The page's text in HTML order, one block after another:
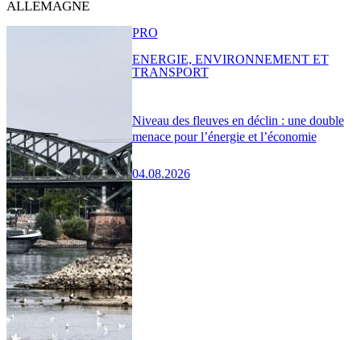
ALLEMAGNE
Niveau des fleuves en déclin : une double
menace pour l’énergie et l’économie
04.08.2026
PRO
ENERGIE, ENVIRONNEMENT ET
TRANSPORT